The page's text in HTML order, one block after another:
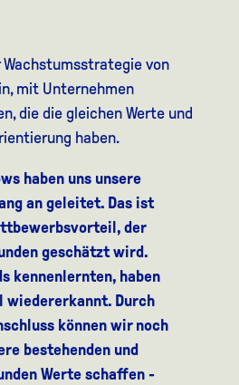
Wachstumsstrategie von
mit Unternehmen
die die gleichen Werte und
haben.
haben uns unsere
an geleitet. Das ist
der
geschätzt wird.
kennenlernten, haben
wiedererkannt. Durch
können wir noch
bestehenden und
Werte schaffen -